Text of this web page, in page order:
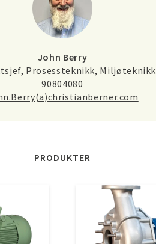
John Berry
Prosessteknikk, Miljøteknikk
90804080
PRODUKTER